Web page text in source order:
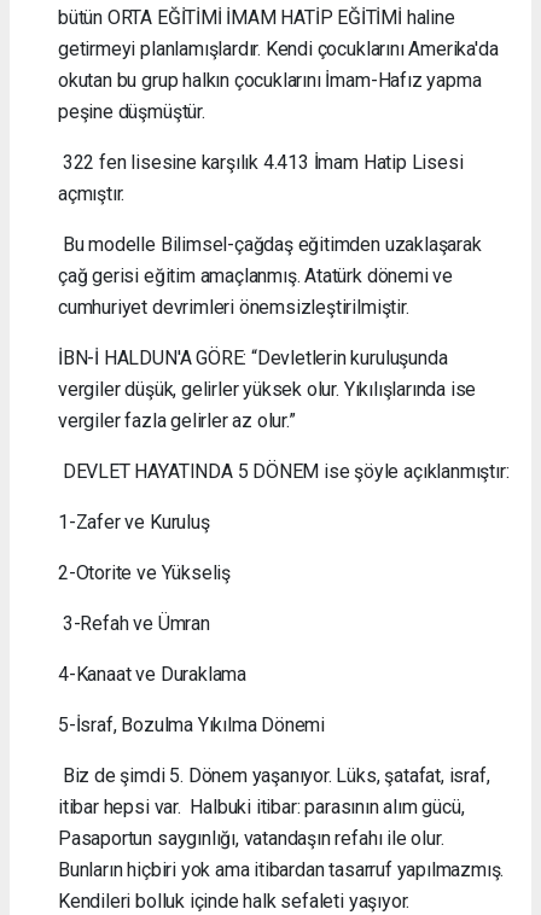
bütün ORTA EĞİTİMİ İMAM HATİP EĞİTİMİ haline
getirmeyi planlamışlardır. Kendi çocuklarını Amerika'da
okutan bu grup halkın çocuklarını İmam-Hafız yapma
peşine düşmüştür.
322 fen lisesine karşılık 4.413 İmam Hatip Lisesi
açmıştır.
Bu modelle Bilimsel-çağdaş eğitimden uzaklaşarak
çağ gerisi eğitim amaçlanmış. Atatürk dönemi ve
cumhuriyet devrimleri önemsizleştirilmiştir.
İBN-İ HALDUN'A GÖRE: “Devletlerin kuruluşunda
vergiler düşük, gelirler yüksek olur. Yıkılışlarında ise
vergiler fazla gelirler az olur.”
DEVLET HAYATINDA 5 DÖNEM ise şöyle açıklanmıştır:
1-Zafer ve Kuruluş
2-Otorite ve Yükseliş
3-Refah ve Ümran
4-Kanaat ve Duraklama
5-İsraf, Bozulma Yıkılma Dönemi
Biz de şimdi 5. Dönem yaşanıyor. Lüks, şatafat, israf,
itibar hepsi var. Halbuki itibar: parasının alım gücü,
Pasaportun saygınlığı, vatandaşın refahı ile olur.
Bunların hiçbiri yok ama itibardan tasarruf yapılmazmış.
Kendileri bolluk içinde halk sefaleti yaşıyor.